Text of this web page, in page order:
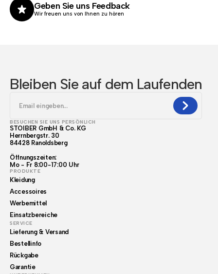
Geben Sie uns Feedback
Wir freuen uns von Ihnen zu hören
Bleiben Sie auf dem Laufenden
BESUCHEN SIE UNS PERSÖNLICH
STOIBER GmbH & Co. KG
Herrnbergstr. 30
84428 Ranoldsberg
Öffnungszeiten:
Mo - Fr 8:00-17:00 Uhr
PRODUKTE
Kleidung
Accessoires
Werbemittel
Einsatzbereiche
SERVICE
Lieferung & Versand
Bestellinfo
Rückgabe
Garantie